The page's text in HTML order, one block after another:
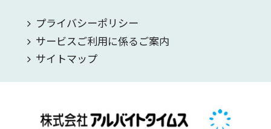
プライバシーポリシー
サービスご利用に係るご案内
サイトマップ